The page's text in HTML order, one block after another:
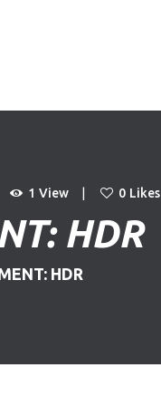
1 View 0 Likes
HDR
HDR